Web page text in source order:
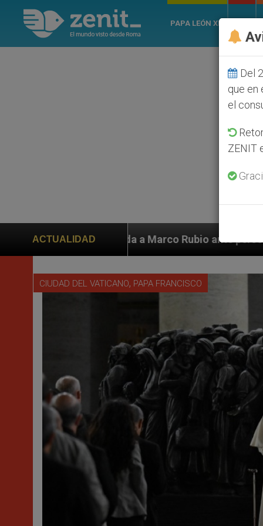
PAPA LEÓN XIV
ACTUALIDAD
Rubio ante persecución de colonos judíos que
CIUDAD DEL VATICANO, PAPA FRANCISCO
Del
que en
el
ZENIT